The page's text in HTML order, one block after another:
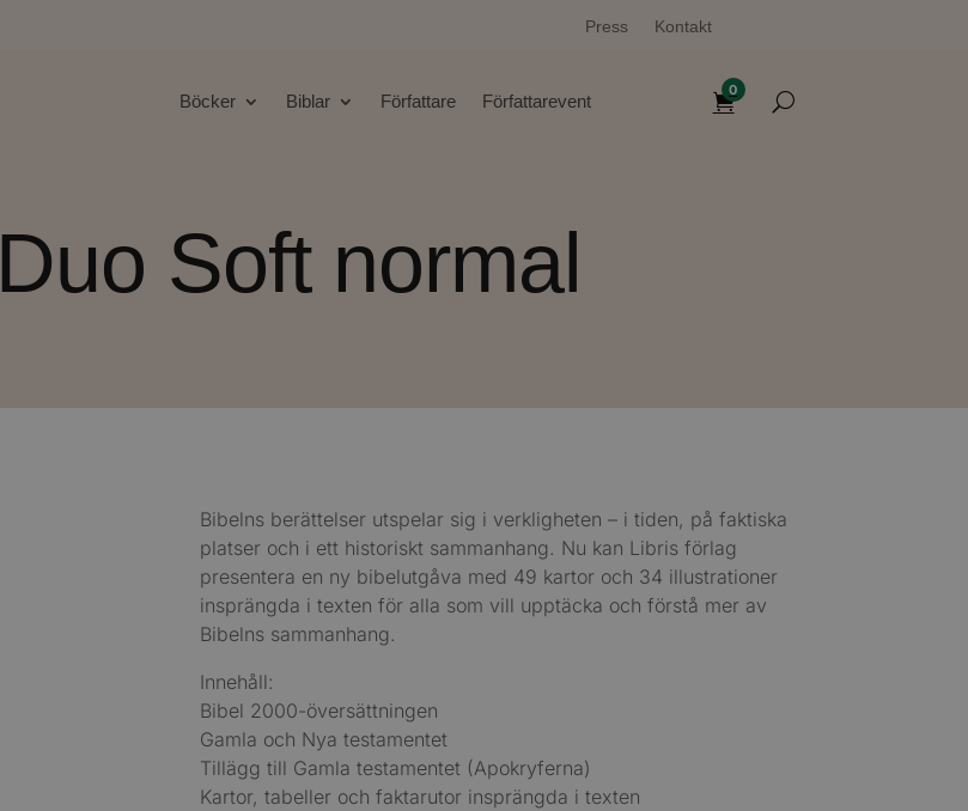
Press Kontakt
Böcker Biblar Författare Författarevent
0
Soft normal
Bibelns berättelser utspelar sig i verkligheten – i tiden, på faktiska
platser och i ett historiskt sammanhang. Nu kan Libris förlag
presentera en ny bibelutgåva med 49 kartor och 34 illustrationer
insprängda i texten för alla som vill upptäcka och förstå mer av
Bibelns sammanhang.
Innehåll:
Bibel 2000-översättningen
Gamla och Nya testamentet
Tillägg till Gamla testamentet (Apokryferna)
Kartor, tabeller och faktarutor insprängda i texten